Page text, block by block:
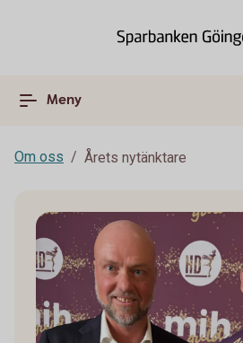
Meny
Om oss Årets nytänktare